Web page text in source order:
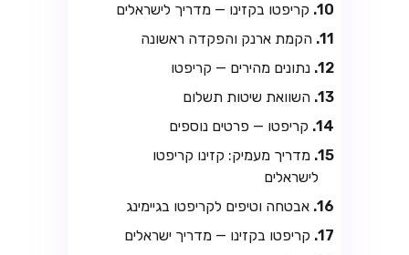
קריפטו בקזינו — מדריך לישראלים
הקמת ארנק והפקדה ראשונה
נתונים מהירים — קריפטו
השוואת שיטות תשלום
קריפטו — פרטים נוספים
מדריך מעמיק: קזינו קריפטו
לישראלים
אבטחה וטיפים לקריפטו בגיימינג
קריפטו בקזינו — מדריך ישראלים